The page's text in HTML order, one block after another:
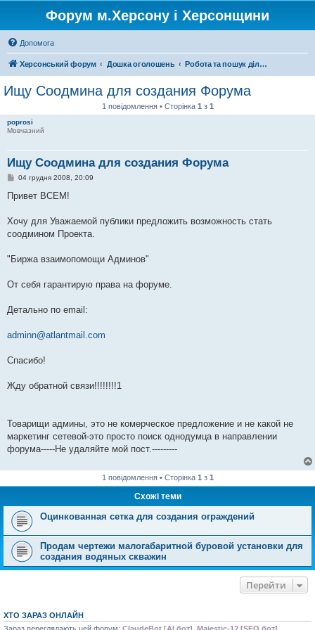
Форум м.Херсону і Херсонщини
Допомога
Херсонський форум Дошка оголошень Робота та пошук ділових партнерів
Ищу Соодмина для создания Форума
1 повідомлення • Сторінка 1 з 1
poprosi
Мовчазний
Ищу Соодмина для создания Форума
П
в
о
л
н
04 грудня 2008, 20:09
Привет ВСЕМ!
Хочу для Уважаемой публики предложить возможность стать
соодмином Проекта.
"Биржа взаимопомощи Админов"
От себя гарантирую права на форуме.
Детально по email:
adminn@atlantmail.com
Спасибо!
Жду обратной связи!!!!!!!!1
Товарищи админы, это не комерческое предложение и не какой не
маркетинг сетевой-это просто поиск однодумца в направлении
форума-----Не удаляйте мой пост.---------
1 повідомлення • Сторінка 1 з 1
Схожі теми
Оцинкованная сетка для создания ограждений
Продам чертежи малогабаритной буровой установки для
создания водяных скважин
Перейти
ХТО ЗАРАЗ ОНЛАЙН